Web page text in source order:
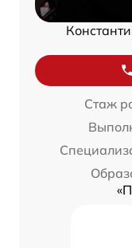
Стаж